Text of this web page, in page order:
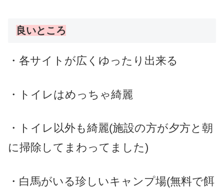
良いところ
・各サイトが広 くゆったり出来る
・トイレはめっちゃ綺麗
・トイレ以外も綺麗(施設の方が夕方と朝
に掃除してまわってました)
・白馬がいる珍しいキャンプ場(無料で餌